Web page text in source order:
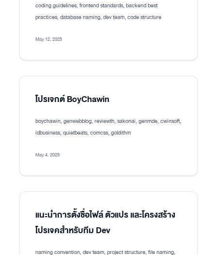
coding guidelines, frontend standards, backend best
practices, database naming, dev team, code structure
May 12, 2025
โปรเจกต์ BoyChawin
boychawin, genwebblog, reviewth, sakonai, genmde, cwinsoft,
idbusiness, quietbeats, comcss, goldithm
May 4, 2025
แนะนำการตั้งชื่อไฟล์ ตัวแปร และโครงสร้าง
โปรเจคสำหรับทีม Dev
naming convention, dev team, project structure, file naming,